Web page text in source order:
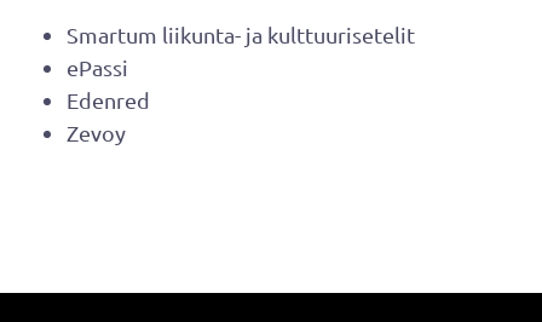
Smartum liikunta- ja kulttuurisetelit
ePassi
Edenred
Zevoy